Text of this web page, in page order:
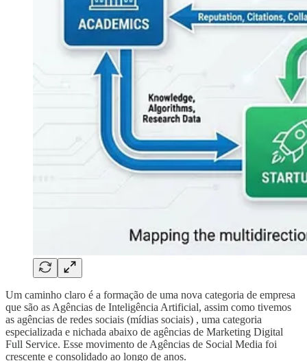
Um caminho claro é a formação de uma nova categoria de empresa
que são as Agências de Inteligência Artificial, assim como tivemos
as agências de redes sociais (mídias sociais) , uma categoria
especializada e nichada abaixo de agências de Marketing Digital
Full Service. Esse movimento de Agências de Social Media foi
crescente e consolidado ao longo de anos.